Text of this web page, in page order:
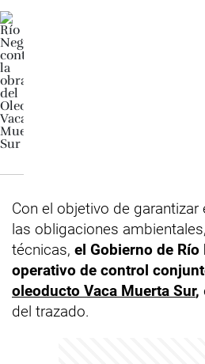
Con el objetivo de
las obligaciones
técnicas, el Gobierno de
operativo de control
oleoducto Vaca Muerta Sur,
del trazado.